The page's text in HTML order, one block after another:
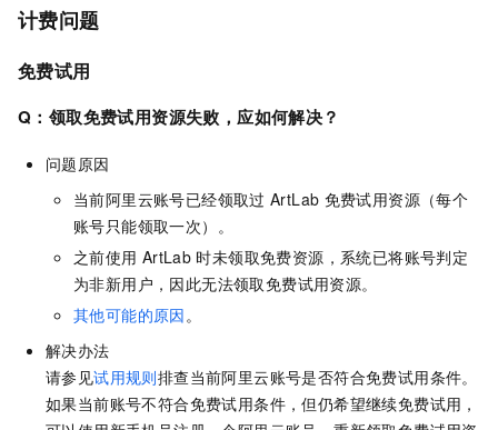
计费问题
免费试用
Q：领取免费试用资源失败，应如何解决？
问题原因
当前阿里云账号已经领取过 ArtLab 免费试用资源（每个
账号只能领取一次）。
之前使用 ArtLab 时未领取免费资源，系统已将账号判定
为非新用户，因此无法领取免费试用资源。
其他可能的原因。
解决办法
请参见试用规则排查当前阿里云账号是否符合免费试用条件。
如果当前账号不符合免费试用条件，但仍希望继续免费试用，